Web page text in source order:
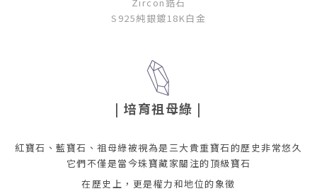
S925純銀鍍18K白金
| 培育祖母綠 |
紅寶石、藍寶石、祖母綠被視為是三大貴重寶石的歷史非常悠久
它們不僅是當今珠寶藏家關注的頂級寶石
在歷史上，更是權力和地位的象徵